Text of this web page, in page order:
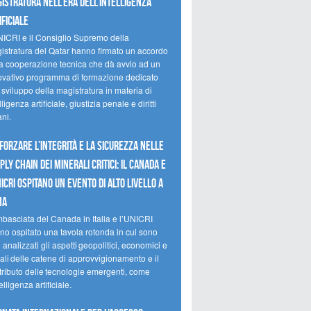
e il Consiglio Supremo della
del Qatar hanno firmato un accordo
cooperazione tecnica che dà avvio ad un
programma di formazione dedicato
della magistratura in materia di
artificiale, giustizia penale e diritti
l’integrità e la sicurezza nelle
chain dei minerali critici: il Canada e
ospitano un evento di alto livello a
del Canada in Italia e l’UNICRI
ospitato una tavola rotonda in cui sono
analizzati gli aspetti geopolitici, economici e
delle catene di approvvigionamento e il
delle tecnologie emergenti, come
artificiale.